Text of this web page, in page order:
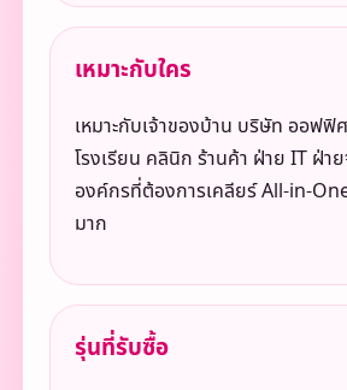
เหมาะกับใคร
เหมาะกับเจ้าของบ้าน บริษัท ออฟฟิ
โรงเรียน คลินิก ร้านค้า ฝ่าย IT ฝ่า
องค์กรที่ต้องการเคลียร์ All-in-
มาก
รุ่นที่รับซื้อ